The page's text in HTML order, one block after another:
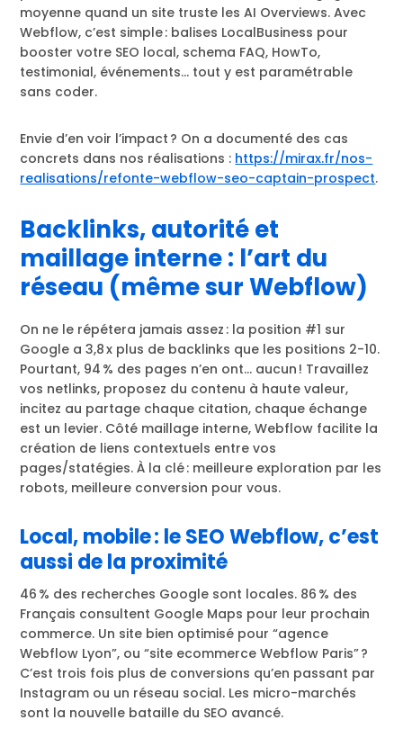
moyenne quand un site truste les AI Overviews. Avec
Webflow, c’est simple : balises LocalBusiness pour
booster votre SEO local, schema FAQ, HowTo,
testimonial, événements… tout y est paramétrable
sans coder.
Envie d’en voir l’impact ? On a documenté des cas
concrets dans nos réalisations : https://mirax.fr/nos-
realisations/refonte-webflow-seo-captain-prospect.
Backlinks, autorité et
maillage interne : l’art du
réseau (même sur Webflow)
On ne le répétera jamais assez : la position #1 sur
Google a 3,8 x plus de backlinks que les positions 2-10.
Pourtant, 94 % des pages n’en ont… aucun ! Travaillez
vos netlinks, proposez du contenu à haute valeur,
incitez au partage chaque citation, chaque échange
est un levier. Côté maillage interne, Webflow facilite la
création de liens contextuels entre vos
pages/statégies. À la clé : meilleure exploration par les
robots, meilleure conversion pour vous.
Local, mobile : le SEO Webflow, c’est
aussi de la proximité
46 % des recherches Google sont locales. 86 % des
Français consultent Google Maps pour leur prochain
commerce. Un site bien optimisé pour “agence
Webflow Lyon”, ou “site ecommerce Webflow Paris” ?
C’est trois fois plus de conversions qu’en passant par
Instagram ou un réseau social. Les micro-marchés
sont la nouvelle bataille du SEO avancé.